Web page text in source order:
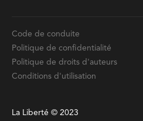
Code de conduite
Politique de confidentialité
Politique de droits d'auteurs
Conditions d'utilisation
La Liberté © 2023